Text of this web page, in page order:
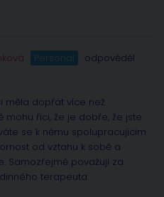
Personál
odpověděl
měla dopřát více než
říci, že je dobře, že jste
se k němu spolupracujícím
od vztahu k sobě a
Samozřejmě považuji za
terapeuta.